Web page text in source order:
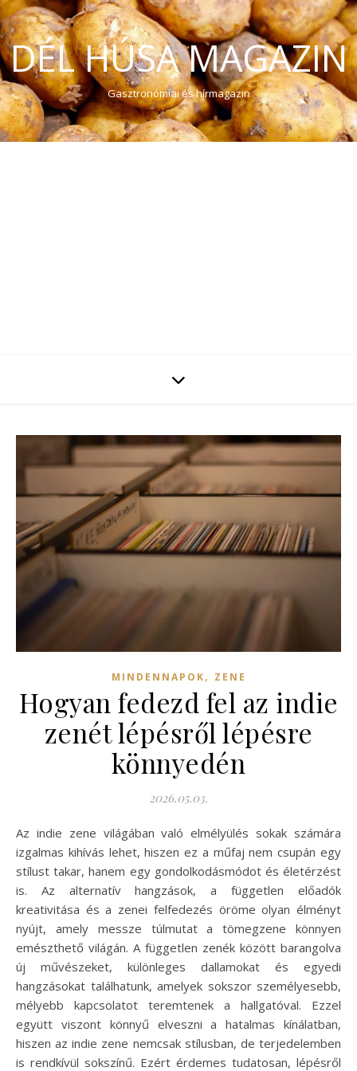
DÉL HÚSA MAGAZIN
Gasztronómiai és hírmagazin
MINDENNAPOK, ZENE
Hogyan fedezd fel az indie
zenét lépésről lépésre
könnyedén
2026.05.03.
Az indie zene világában való elmélyülés sokak számára
izgalmas kihívás lehet, hiszen ez a műfaj nem csupán egy
stílust takar, hanem egy gondolkodásmódot és életérzést
is. Az alternatív hangzások, a független előadók
kreativitása és a zenei felfedezés öröme olyan élményt
nyújt, amely messze túlmutat a tömegzene könnyen
emészthető világán. A független zenék között barangolva
új művészeket, különleges dallamokat és egyedi
hangzásokat találhatunk, amelyek sokszor személyesebb,
mélyebb kapcsolatot teremtenek a hallgatóval. Ezzel
együtt viszont könnyű elveszni a hatalmas kínálatban,
hiszen az indie zene nemcsak stílusban, de terjedelemben
is rendkívül sokszínű. Ezért érdemes tudatosan, lépésről